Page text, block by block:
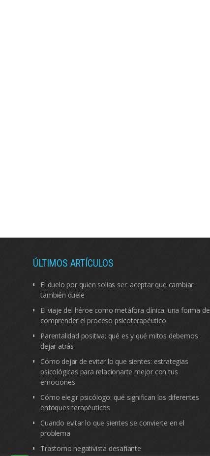
ÚLTIMOS ARTÍCULOS
El duelo por quien solías ser: aceptar que cambiar
también duele
El viaje del héroe como metáfora clínica: una forma de
comprender el proceso psicoterapéutico
Parentalidad positiva: qué es y qué mitos debemos
dejar atrás
Cómo dejar de evitar lo que sientes: estrategias
psicológicas para relacionarte mejor con tus
emociones
Cómo elegir psicólogo: qué significan los diferentes
enfoques terapéuticos
Cuando evitar lo que sientes se convierte en el
problema
Trastorno negativista desafiante